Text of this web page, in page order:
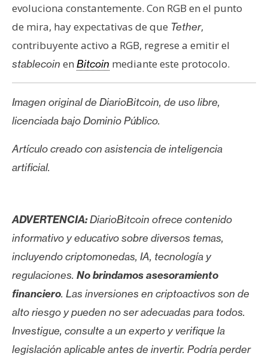
c
i
d
a
evoluciona constantemente. Con RGB en el punto
de mira, hay expectativas de que Tether,
contribuyente activo a RGB, regrese a emitir el
stablecoin en Bitcoin mediante este protocolo.
Imagen original de DiarioBitcoin, de uso libre,
licenciada bajo Dominio Público.
Artículo creado con asistencia de inteligencia
artificial.
ADVERTENCIA:DiarioBitcoin ofrece contenido
informativo y educativo sobre diversos temas,
incluyendo criptomonedas, IA, tecnología y
regulaciones. No brindamos asesoramiento
financiero. Las inversiones en criptoactivos son de
alto riesgo y pueden no ser adecuadas para todos.
Investigue, consulte a un experto y verifique la
legislación aplicable antes de invertir. Podría perder